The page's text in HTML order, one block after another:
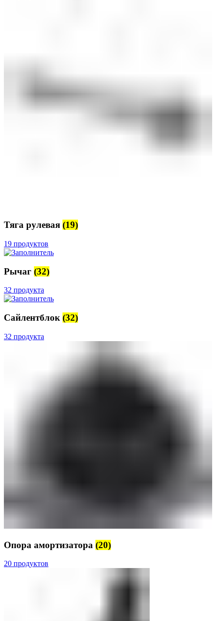
Тяга рулевая (19)
19 продуктов
Рычаг (32)
32 продукта
Сайлентблок (32)
32 продукта
Опора амортизатора (20)
20 продуктов